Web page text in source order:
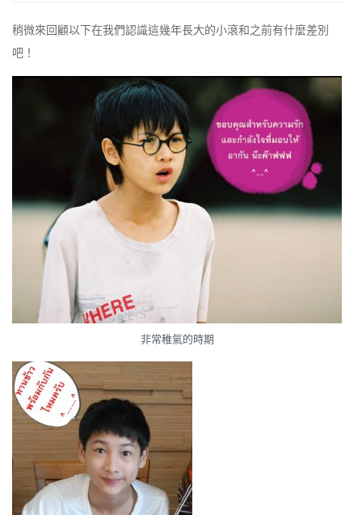
稍微來回顧以下在我們認識這幾年長大的小滾和之前有什麼差別
吧！
非常稚氣的時期